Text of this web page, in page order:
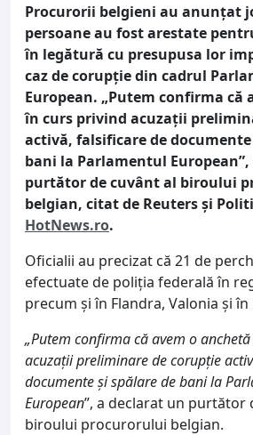
Procurorii belgieni au anunțat
persoane au fost arestate
în legătură cu presupusa lor
caz de corupție din cadrul
European. „Putem confirma că
în curs privind acuzații
activă, falsificare de
bani la Parlamentul
purtător de cuvânt al biroului
belgian, citat de Reuters și
HotNews.ro.
Oficialii au precizat că 21 de
efectuate de poliția federală în
precum și în Flandra, Valonia și
„Putem confirma că avem o
acuzații preliminare de corupție
documente și spălare de bani la
European”, a declarat un purtător
biroului procurorului belgian.